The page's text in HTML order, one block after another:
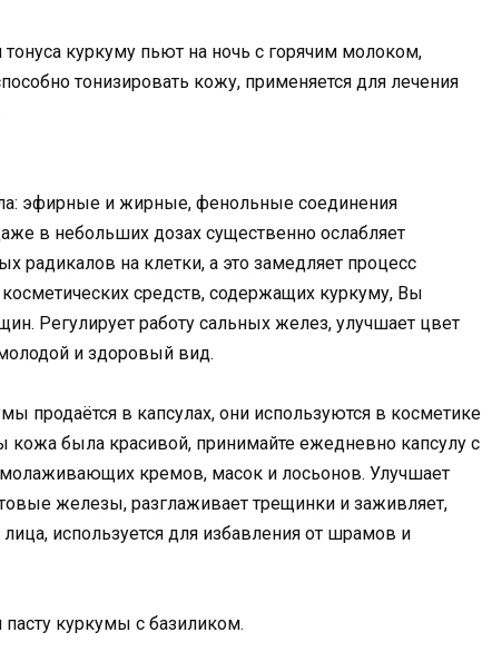
куркуму пьют на ночь с горячим молоком,
тонизировать кожу, применяется для лечения
эфирные и жирные, фенольные соединения
в небольших дозах существенно ослабляет
радикалов на клетки, а это замедляет процесс
средств, содержащих куркуму, Вы
Регулирует работу сальных желез, улучшает цвет
и здоровый вид.
продаётся в капсулах, они используются в косметике
кожа была красивой, принимайте ежедневно капсулу с
кремов, масок и лосьонов. Улучшает
железы, разглаживает трещинки и заживляет,
используется для избавления от шрамов и
куркумы с базиликом.